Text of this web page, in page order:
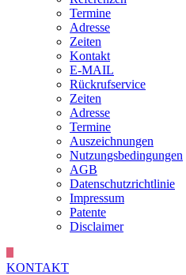
Termine
Adresse
Zeiten
Kontakt
E-MAIL
Rückrufservice
Zeiten
Adresse
Termine
Auszeichnungen
Nutzungsbedingungen
AGB
Datenschutzrichtlinie
Impressum
Patente
Disclaimer
KONTAKT